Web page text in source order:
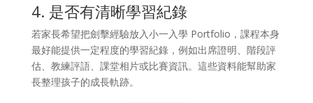
4. 是否有清晰學習紀錄
若家長希望把劍擊經驗放入小一入學 Portfolio，課程本身
最好能提供一定程度的學習紀錄，例如出席證明、階段評
估、教練評語、課堂相片或比賽資訊。這些資料能幫助家
長整理孩子的成長軌跡。